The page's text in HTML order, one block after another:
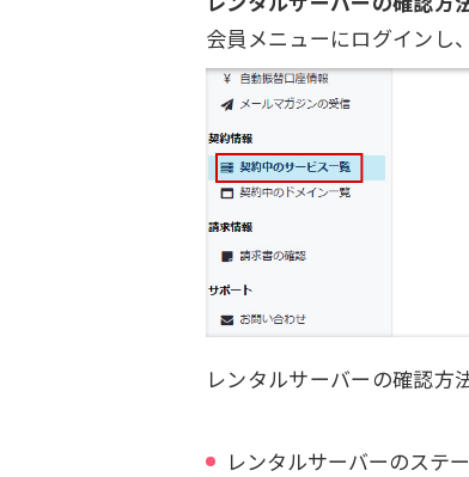
会員メニューにログインし
レンタルサーバーの確認方
レンタルサーバーのステ